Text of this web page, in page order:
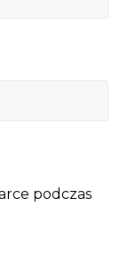
podczas